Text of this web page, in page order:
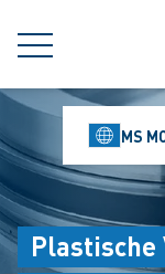
MENÜ
MS
Plastische